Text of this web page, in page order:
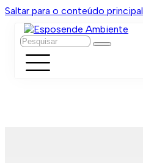
Saltar para o conteúdo principal
Pesquisar